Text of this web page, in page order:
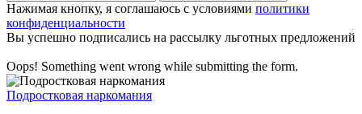
Нажимая кнопку, я соглашаюсь с условиями политики
конфиденциальности
Вы успешно подписались на рассылку льготных предложений
Oops! Something went wrong while submitting the form.
Подростковая наркомания